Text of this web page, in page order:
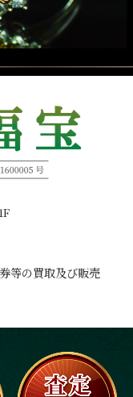
券等の買取及び販売